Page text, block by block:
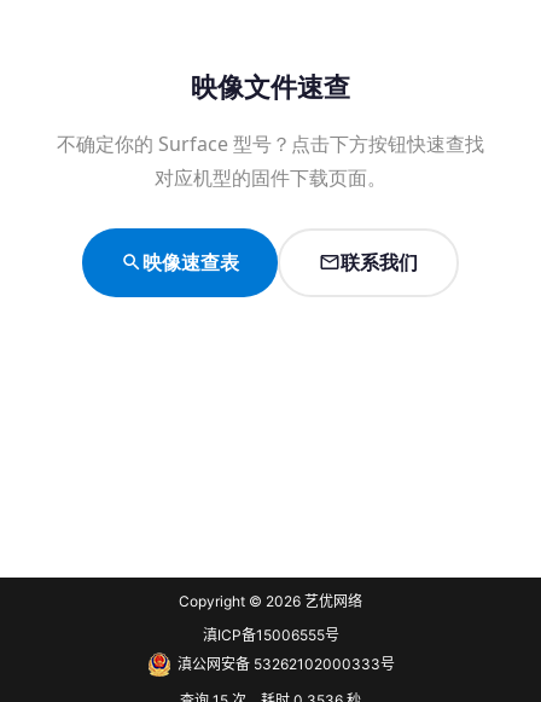
映像文件速查
不确定你的 Surface 型号？点击下方按钮快速查找
对应机型的固件下载页面。
映像速查表 联系我们
Copyright © 2026 艺优网络
滇ICP备15006555号
滇公网安备 53262102000333号